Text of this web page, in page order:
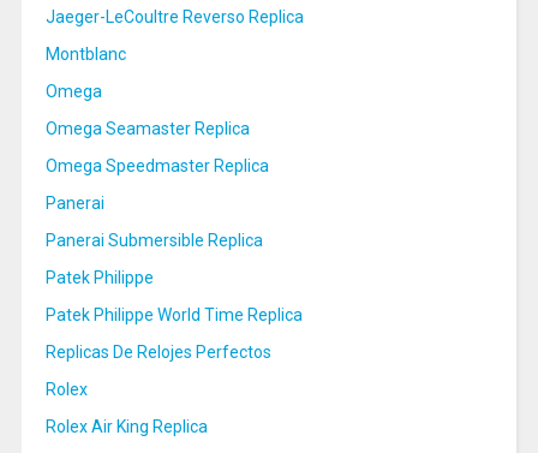
Jaeger-LeCoultre Reverso Replica
Montblanc
Omega
Omega Seamaster Replica
Omega Speedmaster Replica
Panerai
Panerai Submersible Replica
Patek Philippe
Patek Philippe World Time Replica
Replicas De Relojes Perfectos
Rolex
Rolex Air King Replica